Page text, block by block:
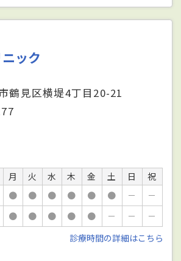
ック
鶴見区横堤4丁目20-21
月 火 水 木 金 土 日
祝
● ● ● ● ● ● －
－
● ● ● ● ● － －
－
診療時間の詳細はこちら